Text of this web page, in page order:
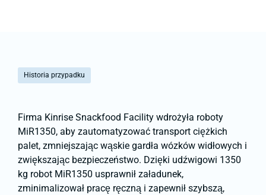
Historia przypadku
Firma Kinrise Snackfood Facility wdrożyła roboty
MiR1350, aby zautomatyzować transport ciężkich
palet, zmniejszając wąskie gardła wózków widłowych i
zwiększając bezpieczeństwo. Dzięki udźwigowi 1350
kg robot MiR1350 usprawnił załadunek,
zminimalizował pracę ręczną i zapewnił szybszą,